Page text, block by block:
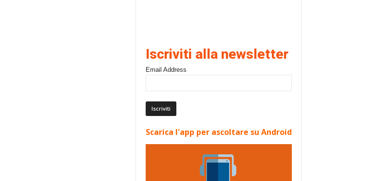
Iscriviti alla newsletter
Email Address
Scarica l'app per ascoltare su Android